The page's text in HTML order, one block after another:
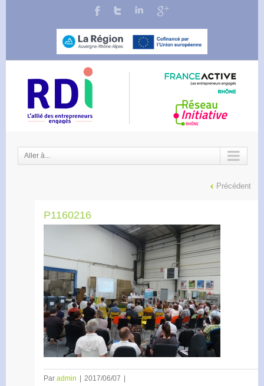
Aller à...
Précédent
P1160216
Par admin 2017/06/07